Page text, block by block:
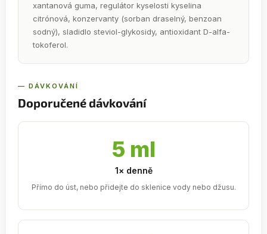
xantanová guma, regulátor kyselosti kyselina
citrónová, konzervanty (sorban draselný, benzoan
sodný), sladidlo steviol-glykosidy, antioxidant D-alfa-
tokoferol.
— DÁVKOVÁNÍ
Doporučené dávkování
5 ml
1× denně
Přímo do úst, nebo přidejte do sklenice vody nebo džusu.